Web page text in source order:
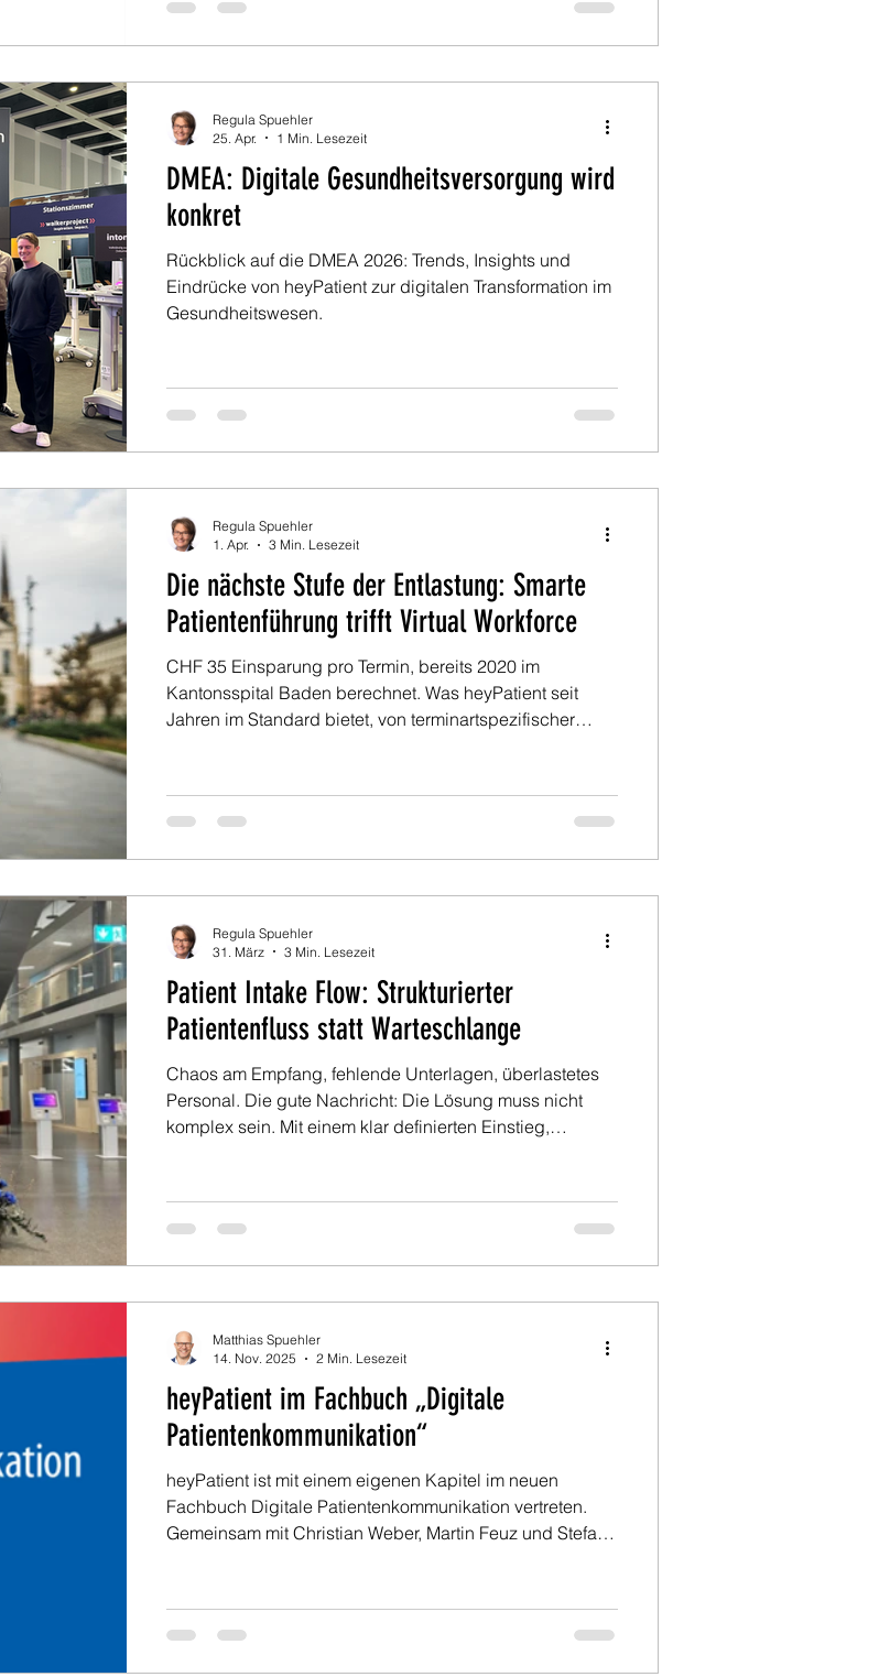
DMEA: Digitale Gesundheitsversorgung wird
konkret
Rückblick auf die DMEA 2026: Trends, Insights und
Eindrücke von heyPatient zur digitalen Transformation im
Gesundheitswesen.
Regula Spuehler
25. Apr.
1 Min. Lesezeit
Die nächste Stufe der Entlastung: Smarte
Patientenführung trifft Virtual Workforce
CHF 35 Einsparung pro Termin, bereits 2020 im
Kantonsspital Baden berechnet. Was heyPatient seit
Jahren im Standard bietet, von terminartspezifischer
den nächsten Level. Prozessexpertise auf Knopfdruck,
individuell erweiterbar.
Regula Spuehler
1. Apr.
3 Min. Lesezeit
Patient Intake Flow: Strukturierter
Patientenfluss statt Warteschlange
Chaos am Empfang, fehlende Unterlagen, überlastetes
Personal. Die gute Nachricht: Die Lösung muss nicht
komplex sein. Mit einem klar definierten Einstieg,
schneller als viele denken.
Regula Spuehler
31. März
3 Min. Lesezeit
heyPatient im Fachbuch „Digitale
Patientenkommunikation“
heyPatient ist mit einem eigenen Kapitel im neuen
Fachbuch Digitale Patientenkommunikation vertreten.
Gemeinsam mit Christian Weber, Martin Feuz und Stefan
Mehrwert sie für Spitäler, Fachpersonen und Patientinnen
und Patienten schafft – praxisnah, erprobt und
Matthias Spuehler
14. Nov. 2025
2 Min. Lesezeit